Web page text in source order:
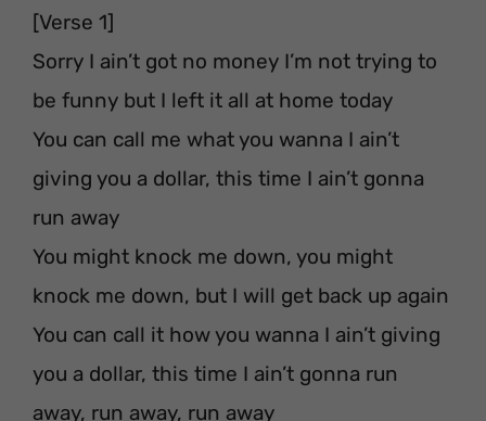
[Verse 1]
Sorry I ain’t got no money I’m not trying to
be funny but I left it all at home today
You can call me what you wanna I ain’t
giving you a dollar, this time I ain’t gonna
run away
You might knock me down, you might
knock me down, but I will get back up again
You can call it how you wanna I ain’t giving
you a dollar, this time I ain’t gonna run
away, run away, run away